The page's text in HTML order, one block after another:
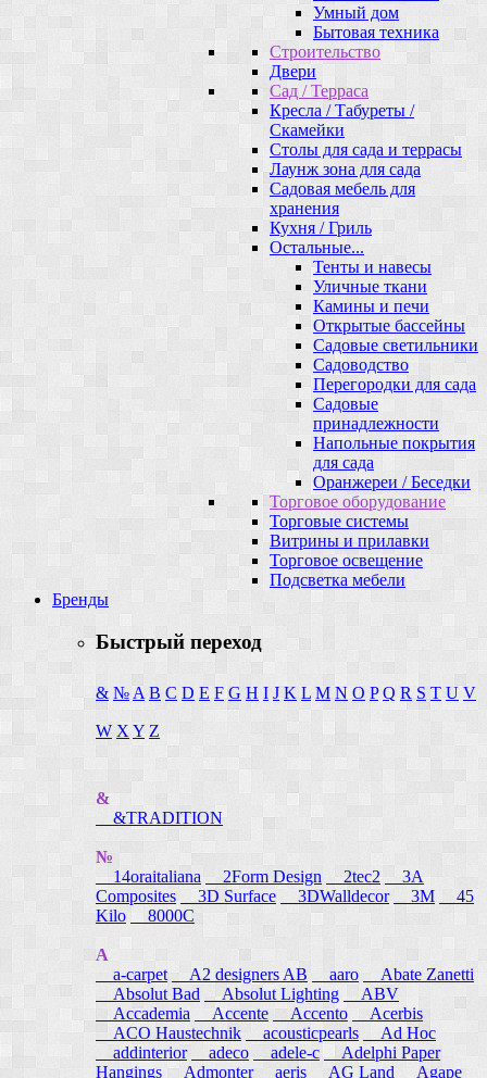
Умный дом
Бытовая техника
Строительство
Двери
Сад / Терраса
Кресла / Табуреты /
Скамейки
Столы для сада и террасы
Лаунж зона для сада
Садовая мебель для
хранения
Кухня / Гриль
Остальные...
Тенты и навесы
Уличные ткани
Камины и печи
Открытые бассейны
Садовые светильники
Садоводство
Перегородки для сада
Садовые
принадлежности
Напольные покрытия
для сада
Оранжереи / Беседки
Торговое оборудование
Торговые системы
Витрины и прилавки
Торговое освещение
Подсветка мебели
Бренды
Быстрый переход
& № A B C D E F G H I J K L M N O P Q R S T U V
W X Y Z
&
&TRADITION
№
14oraitaliana
2Form Design 2tec2
3A
Composites
3D Surface 3DWalldecor 3M
45
Kilo
8000C
A
a-carpet
A2 designers AB aaro
Abate Zanetti
Absolut Bad
Absolut Lighting
ABV
Accademia
Accente Accento
Acerbis
ACO Haustechnik
acousticpearls
Ad Hoc
addinterior
adeco adele-c
Adelphi Paper
Hangings Admonter aeris AG Land Agape